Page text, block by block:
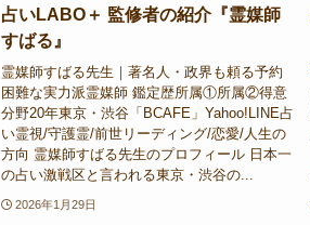
占いLABO＋ 監修者の紹介『霊媒師
すばる』
霊媒師すばる先生｜著名人・政界も頼る予約
困難な実力派霊媒師 鑑定歴所属①所属②得意
分野20年東京・渋谷「BCAFE」Yahoo!LINE占
い霊視/守護霊/前世リーディング/恋愛/人生の
方向 霊媒師すばる先生のプロフィール 日本一
の占い激戦区と言われる東京・渋谷の...
2026年1月29日